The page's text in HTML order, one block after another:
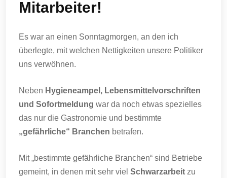
Mitarbeiter!
Es war an einen Sonntagmorgen, an den ich
überlegte, mit welchen Nettigkeiten unsere Politiker
uns verwöhnen.
Neben Hygieneampel, Lebensmittelvorschriften
und Sofortmeldung war da noch etwas spezielles
das nur die Gastronomie und bestimmte
„gefährliche“ Branchen betrafen.
Mit „bestimmte gefährliche Branchen“ sind Betriebe
gemeint, in denen mit sehr viel Schwarzarbeit zu